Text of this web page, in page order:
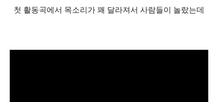
첫 활동곡에서 목소리가 꽤 달라져서 사람들이 놀랐는데